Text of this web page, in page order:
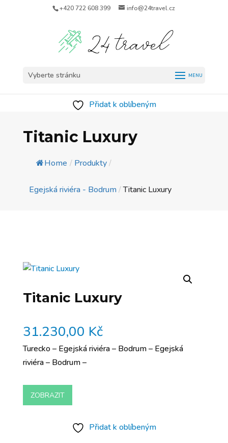
+420 722 608 399 info@24travel.cz
Vyberte stránku
Přidat k oblíbeným
Titanic Luxury
Home / Produkty/
Egejská riviéra - Bodrum/Titanic Luxury
Titanic Luxury
31.230,00 Kč
Turecko – Egejská riviéra – Bodrum – Egejská
riviéra – Bodrum –
ZOBRAZIT
Přidat k oblíbeným